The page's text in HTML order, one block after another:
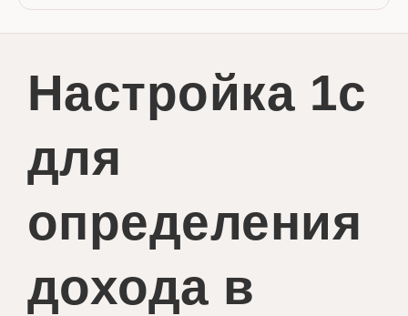
Настройка 1с
для
определения
дохода в